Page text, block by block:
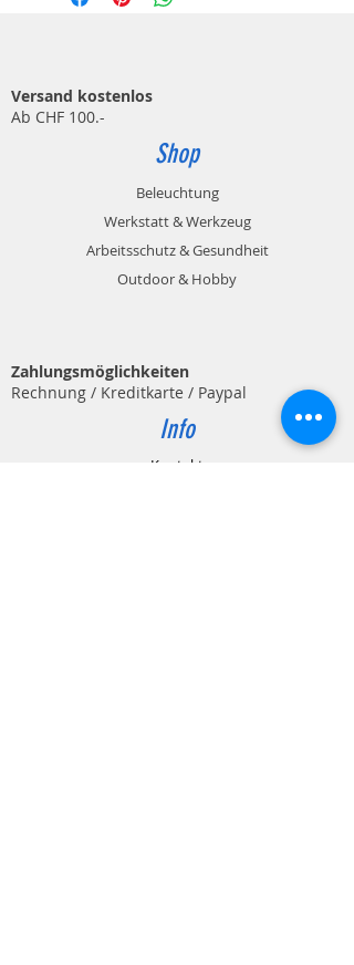
Versand kostenlos
Ab CHF 100.-
Shop
Beleuchtung
Werkstatt & Werkzeug
Arbeitsschutz & Gesundheit
Outdoor & Hobby
Zahlungsmöglichkeiten
Rechnung / Kreditkarte / Paypal
Info
Kontakt